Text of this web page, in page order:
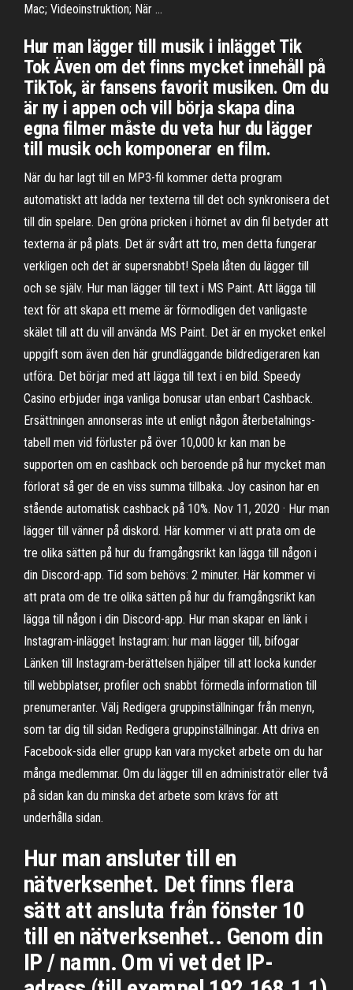
Mac; Videoinstruktion; När …
Hur man lägger till musik i inlägget Tik
Tok Även om det finns mycket innehåll på
TikTok, är fansens favorit musiken. Om du
är ny i appen och vill börja skapa dina
egna filmer måste du veta hur du lägger
till musik och komponerar en film.
När du har lagt till en MP3-fil kommer detta program
automatiskt att ladda ner texterna till det och synkronisera det
till din spelare. Den gröna pricken i hörnet av din fil betyder att
texterna är på plats. Det är svårt att tro, men detta fungerar
verkligen och det är supersnabbt! Spela låten du lägger till
och se själv. Hur man lägger till text i MS Paint. Att lägga till
text för att skapa ett meme är förmodligen det vanligaste
skälet till att du vill använda MS Paint. Det är en mycket enkel
uppgift som även den här grundläggande bildredigeraren kan
utföra. Det börjar med att lägga till text i en bild. Speedy
Casino erbjuder inga vanliga bonusar utan enbart Cashback.
Ersättningen annonseras inte ut enligt någon återbetalnings-
tabell men vid förluster på över 10,000 kr kan man be
supporten om en cashback och beroende på hur mycket man
förlorat så ger de en viss summa tillbaka. Joy casinon har en
stående automatisk cashback på 10%. Nov 11, 2020 · Hur man
lägger till vänner på diskord. Här kommer vi att prata om de
tre olika sätten på hur du framgångsrikt kan lägga till någon i
din Discord-app. Tid som behövs: 2 minuter. Här kommer vi
att prata om de tre olika sätten på hur du framgångsrikt kan
lägga till någon i din Discord-app. Hur man skapar en länk i
Instagram-inlägget Instagram: hur man lägger till, bifogar
Länken till Instagram-berättelsen hjälper till att locka kunder
till webbplatser, profiler och snabbt förmedla information till
prenumeranter. Välj Redigera gruppinställningar från menyn,
som tar dig till sidan Redigera gruppinställningar. Att driva en
Facebook-sida eller grupp kan vara mycket arbete om du har
många medlemmar. Om du lägger till en administratör eller två
på sidan kan du minska det arbete som krävs för att
underhålla sidan.
Hur man ansluter till en
nätverksenhet. Det finns flera
sätt att ansluta från fönster 10
till en nätverksenhet.. Genom din
IP / namn. Om vi vet det IP-